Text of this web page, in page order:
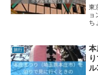
東
ョ
ち
少
旅行
本
ル